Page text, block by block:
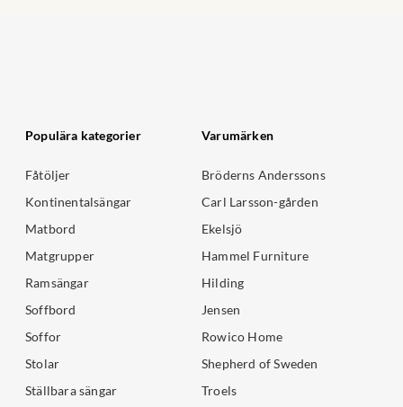
Populära kategorier
Fåtöljer
Kontinentalsängar
Matbord
Matgrupper
Ramsängar
Soffbord
Soffor
Stolar
Ställbara sängar
Varumärken
Bröderns Anderssons
Carl Larsson-gården
Ekelsjö
Hammel Furniture
Hilding
Jensen
Rowico Home
Shepherd of Sweden
Troels